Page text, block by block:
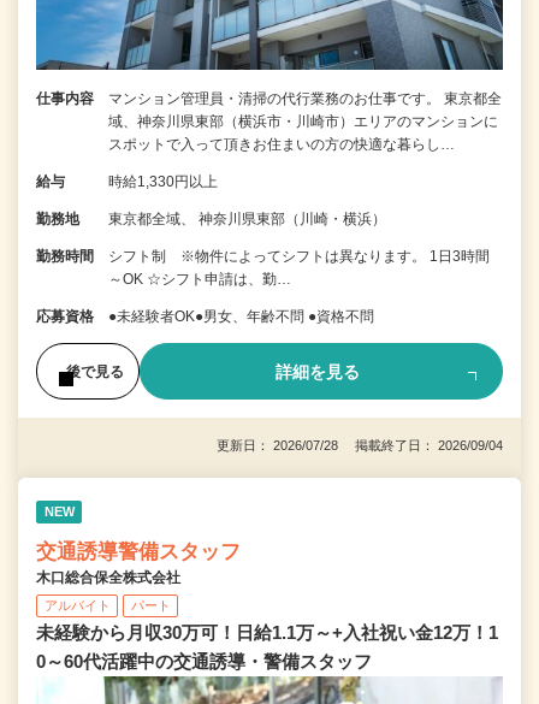
仕事内容
マンション管理員・清掃の代行業務のお仕事です。 東京都全
域、神奈川県東部（横浜市・川崎市）エリアのマンションに
スポットで入って頂きお住まいの方の快適な暮らし…
給与 時給1,330円以上
勤務地 東京都全域、 神奈川県東部（川崎・横浜）
勤務時間
シフト制 ※物件によってシフトは異なります。 1日3時間
～OK ☆シフト申請は、勤…
応募資格 ●未経験者OK●男女、年齢不問 ●資格不問
後で見る 詳細を見る
更新日： 2026/07/28 掲載終了日： 2026/09/04
NEW
交通誘導警備スタッフ
木口総合保全株式会社
アルバイト パート
未経験から月収30万可！日給1.1万～+入社祝い金12万！1
0～60代活躍中の交通誘導・警備スタッフ